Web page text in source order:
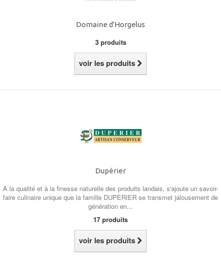
Domaine d'Horgelus
3 produits
voir les produits
Dupérier
A la qualité et à la finesse naturelle des produits landais, s'ajoute un savoir-
faire culinaire unique que la famille DUPERIER se transmet jalousement de
génération en...
17 produits
voir les produits